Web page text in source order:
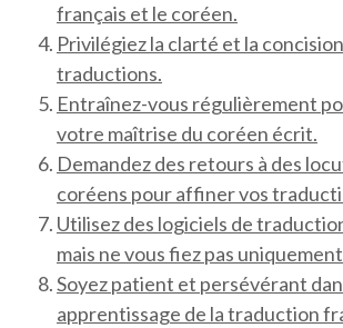
français et le coréen.
Privilégiez la clarté et la
traductions.
Entraînez-vous régulièrement
votre maîtrise du coréen écrit.
Demandez des retours à des
coréens pour affiner vos
Utilisez des logiciels de
mais ne vous fiez pas
Soyez patient et persévérant
apprentissage de la traduction